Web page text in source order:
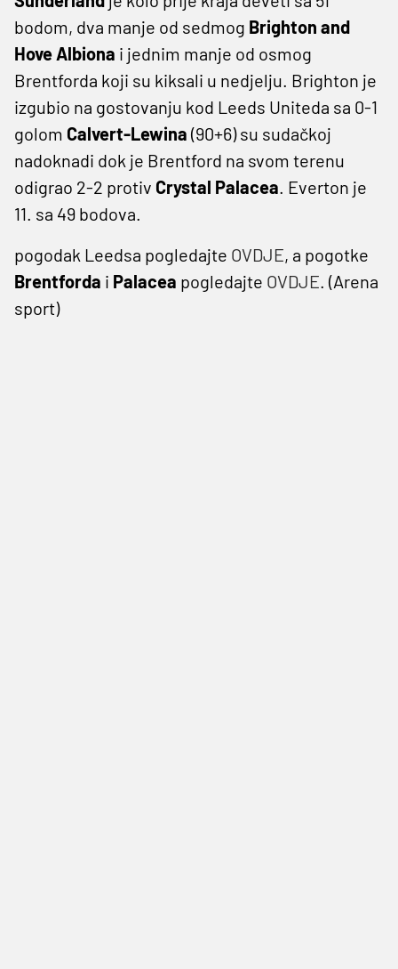
bodom, dva manje od sedmog Brighton and
Hove Albiona i jednim manje od osmog
Brentforda koji su kiksali u nedjelju. Brighton je
izgubio na gostovanju kod Leeds Uniteda sa 0-1
golom Calvert-Lewina (90+6) su sudačkoj
nadoknadi dok je Brentford na svom terenu
odigrao 2-2 protiv Crystal Palacea. Everton je
11. sa 49 bodova.
pogodak Leedsa pogledajte OVDJE, a pogotke
Brentforda i Palacea pogledajte OVDJE. (Arena
sport)